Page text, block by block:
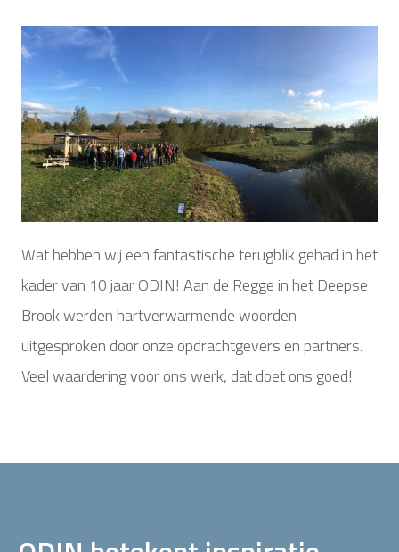
Wat hebben wij een fantastische terugblik gehad in het
kader van 10 jaar ODIN! Aan de Regge in het Deepse
Brook werden hartverwarmende woorden
uitgesproken door onze opdrachtgevers en partners.
Veel waardering voor ons werk, dat doet ons goed!